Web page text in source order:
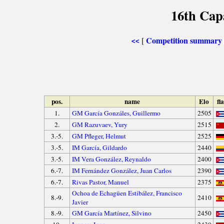
16th
<< [Competition summary
pos. name Elo
1. GM García Gonzáles, Guillermo 2505
2.
GM Razuvaev, Yury 2515
3.-5.
GM Pfleger, Helmut 2525
3.-5.
IM García, Gildardo 2440
3.-5.
IM Vera González, Reynaldo 2400
6.-7.
IM Fernández González, Juan Carlos 2390
6.-7.
Rivas Pastor, Manuel 2375
8.-9.
Ochoa de Echagüen Estibález, Francisco
Javier
2410
8.-9.
GM García Martínez, Silvino 2450